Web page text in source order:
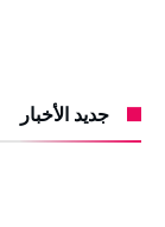
جديد الأخبار